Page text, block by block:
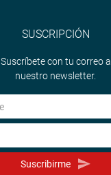
SUSCRIPCIÓN
Suscríbete con tu correo a
nuestro newsletter.
Suscribirme